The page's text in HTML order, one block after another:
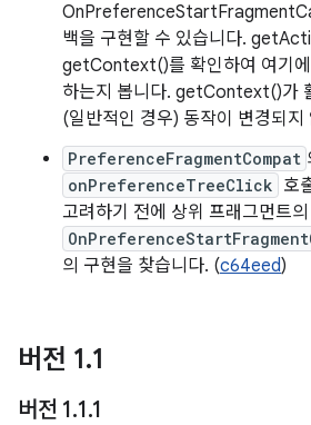
백을 구현할 수 있습니다.
getContext()를 확인하여 여기에
하는지 봅니다. getContext()가
(일반적인 경우) 동작이 변경되지
PreferenceFragmentCompat
onPreferenceTreeClick 호
고려하기 전에 상위 프래그먼트의
의 구현을 찾습니다. (c64eed)
버전 1.1
버전 1.1.1